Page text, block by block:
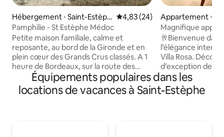
Hébergement ⋅ Saint-Estèph
e
Évaluation moyenne sur la
4,83 (24)
Pamphilie - St Estèphe Médoc
Petite maison familiale, calme et
reposante, au bord de la Gironde et en
plein cœur des Grands Crus classés. A 1
heure de Bordeaux, sur la route des
Châteaux, à 40 minutes des plages
médocaines ainsi qu'à 1 heure de la
Pointe de Grave vous pourrez découvrir
Appartement ⋅
Magnifique
citadelle
🥂Bienvenue dans
l’élégance
Villa Rosa. Découvrez un appartement
d’exception de
pour offrir une
luxueuse,
Niché au sein de
Équipements populaires dans les
locations de vacances à Saint-Estèphe